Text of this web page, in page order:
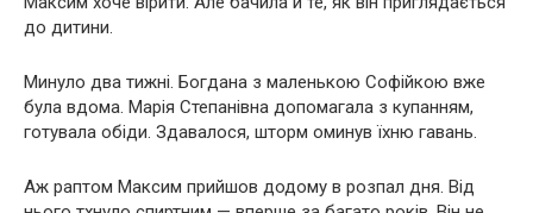
до дитини.
Минуло два тижні. Богдана з маленькою Софійкою вже
була вдома. Марія Степанівна допомагала з купанням,
готувала обіди. Здавалося, шторм оминув їхню гавань.
Аж раптом Максим прийшов додому в розпал дня. Від